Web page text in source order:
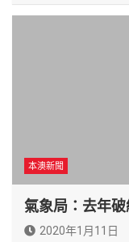
本澳新聞
氣象局：去年
2020年1月11日